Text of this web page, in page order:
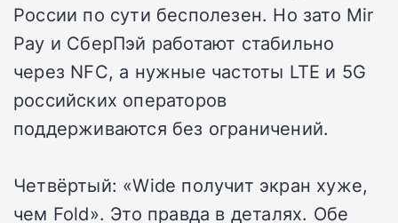
России по сути бесполезен. Но зато Mir
Pay и СберПэй работают стабильно
через NFC, а нужные частоты LTE и 5G
российских операторов
поддерживаются без ограничений.
Четвёртый: «Wide получит экран хуже,
чем Fold». Это правда в деталях. Обе